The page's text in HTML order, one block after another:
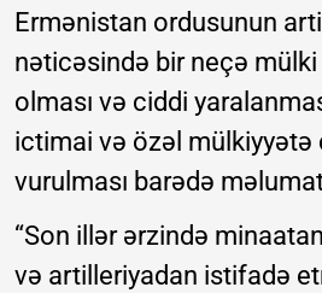
Ermənistan ordusunun
nəticəsində bir neçə
olması və ciddi
ictimai və özəl mülkiyyətə
vurulması barədə
“Son illər ərzində
və artilleriyadan istifadə